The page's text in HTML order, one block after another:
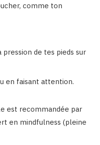
comme ton
de tes pieds sur
en faisant attention.
est recommandée par
en mindfulness (pleine